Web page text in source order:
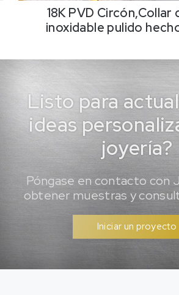
18K PVD Circón,Collar
inoxidable pulido
Listo para
ideas
joyería?
Póngase en contacto con
obtener muestras y
Iniciar un proyecto